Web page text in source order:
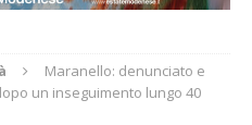
Maranello: denunciato e
un inseguimento lungo 40